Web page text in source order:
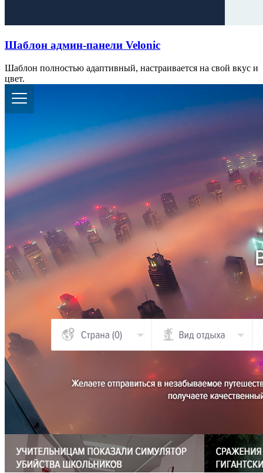
Шаблон админ-панели Velonic
Шаблон полностью адаптивный, настраивается на свой вкус и
цвет.